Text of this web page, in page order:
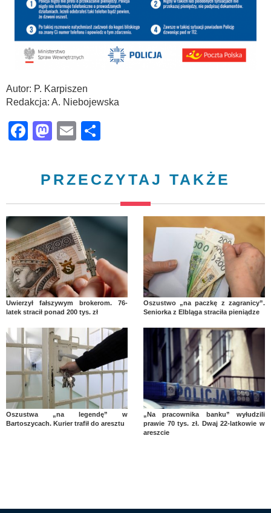
Autor: P. Karpiszen
Redakcja: A. Niebojewska
Facebook
Mastodon
Email
PRZECZYTAJ TAKŻE
Uwierzył fałszywym brokerom. 76-
latek stracił ponad 200 tys. zł
Oszustwo „na paczkę z zagranicy”.
Seniorka z Elbląga straciła pieniądze
Oszustwa „na legendę” w
Bartoszycach. Kurier trafił do aresztu
„Na pracownika banku” wyłudzili
prawie 70 tys. zł. Dwaj 22-latkowie w
areszcie